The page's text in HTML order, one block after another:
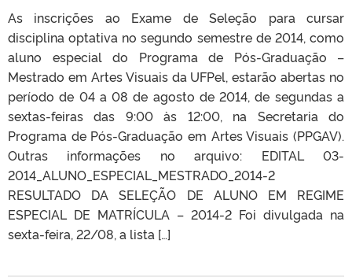
As inscrições ao Exame de Seleção para cursar
disciplina optativa no segundo semestre de 2014, como
aluno especial do Programa de Pós-Graduação –
Mestrado em Artes Visuais da UFPel, estarão abertas no
período de 04 a 08 de agosto de 2014, de segundas a
sextas-feiras das 9:00 às 12:00, na Secretaria do
Programa de Pós-Graduação em Artes Visuais (PPGAV).
Outras informações no arquivo: EDITAL 03-
2014_ALUNO_ESPECIAL_MESTRADO_2014-2
RESULTADO DA SELEÇÃO DE ALUNO EM REGIME
ESPECIAL DE MATRÍCULA – 2014-2 Foi divulgada na
sexta-feira, 22/08, a lista […]